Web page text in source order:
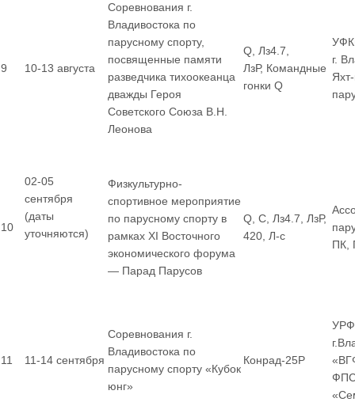
9 10-13 августа
Соревнования г.
Владивостока по
парусному спорту,
посвященные памяти
разведчика тихоокеанца
дважды Героя
Советского Союза В.Н.
Леонова
Q, Лз4.7,
ЛзР, Командные
гонки Q
г.
10
02-05
сентября
(даты
уточняются)
Физкультурно-
спортивное мероприятие
по парусному спорту в
рамках XI Восточного
экономического форума
— Парад Парусов
Q, С, Лз4.7, ЛзР,
420, Л-с
ПК,
11 11-14 сентября
Соревнования г.
Владивостока по
парусному спорту «Кубок
юнг»
Конрад-25Р